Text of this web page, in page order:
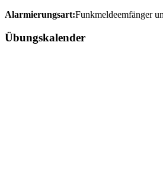
Alarmierungsart:Funkmeldeemfänger
Übungskalender